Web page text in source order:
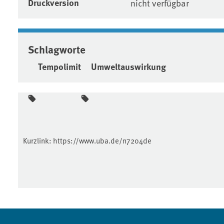
nicht verfügbar
Schlagworte
Tempolimit Umweltauswirkung
Kurzlink: https://www.uba.de/n7204de